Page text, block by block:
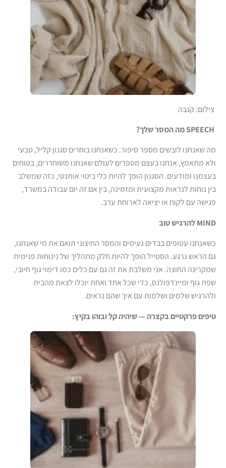
צילום: קנבה
מה שאנחנו לובשים מספר סיפור. כשאנחנו בוחרים סגנון קליל, טבעי
ולא מתאמץ, אנחנו בעצם מספרים לעולם שאנחנו משוחררים, בטוחים
בעצמנו ומודעים. הסגנון הופך להיות כלי ביטוי אותנטי, כזה שמשלב
בין נוחות לנראות מקצועית ומזמינה, בין אם זה יום עבודה במשרד,
פגישה עם לקוח או יציאה לארוחת ערב.
MIND להרגיש טוב
כשאנחנו עטופים בבדים נעימים והמסר החיצוני תואם את מי שאנחנו,
גם הראש נרגע. הסטייל הופך להיות חלק מתהליך של נינוחות פנימית
שמקרינה החוצה. אני משלבת את זה גם עם כלים כמו דימוי גוף חיובי,
שפת גוף ומיינדפולנס, כדי שכל אחד ואחת יוכלו לצאת מהבית
ולהרגיש שלמים ושלמות עם איך שהם נראים.
טיפים פרקטיים בקצרה — שיהיה קל ובוהו בקיץ: